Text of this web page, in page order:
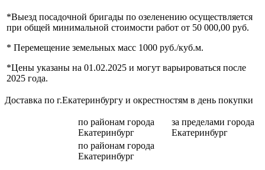
*Выезд посадочной бригады по озеленению осуществляется
при общей минимальной стоимости работ от 50 000,00 руб.
* Перемещение земельных масс 1000 руб./куб.м.
*Цены указаны на 01.02.2025 и могут варьироваться после
2025 года.
Доставка по г.Екатеринбургу и окрестностям в день покупки
по районам города
Екатеринбург
за пределами города
Екатеринбург
по районам города
Екатеринбург